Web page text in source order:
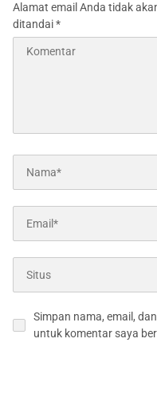
Alamat email Anda tidak
ditandai*
Simpan nama, email,
untuk komentar saya